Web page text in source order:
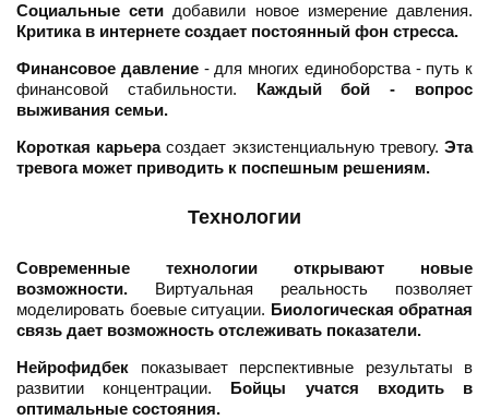
Социальные сети добавили новое измерение давления.
Критика в интернете создает постоянный фон стресса.
Финансовое давление- для многих единоборства - путь к
финансовой стабильности. Каждый бой - вопрос
выживания семьи.
Короткая карьерасоздает экзистенциальную тревогу.Эта
тревога может приводить к поспешным решениям.
Технологии
Современные технологии открывают новые
возможности. Виртуальная реальность позволяет
моделировать боевые ситуации. Биологическая обратная
связь дает возможность отслеживать показатели.
Нейрофидбек показывает перспективные результаты в
развитии концентрации. Бойцы учатся входить в
оптимальные состояния.